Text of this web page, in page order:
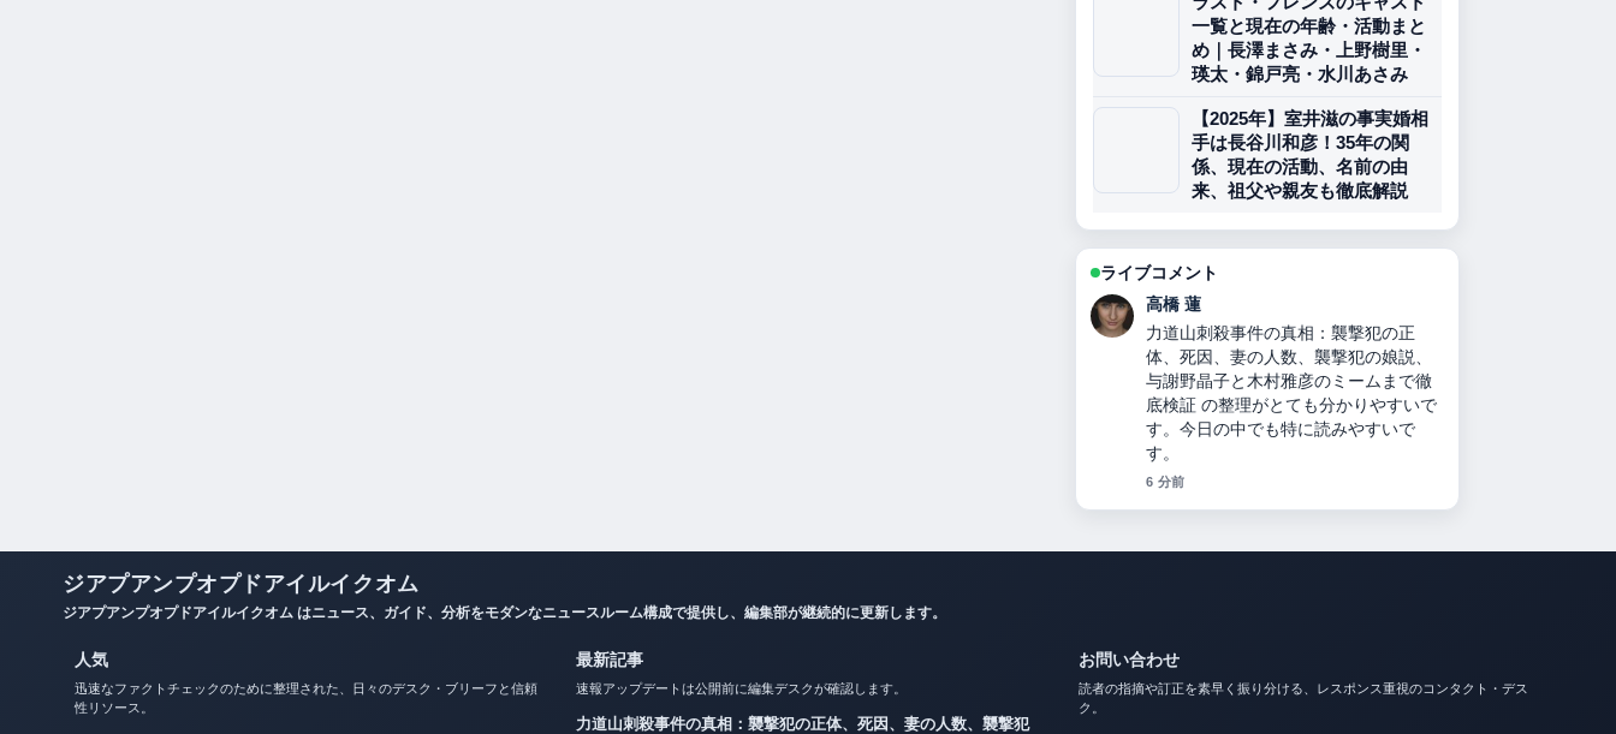
一覧と現在の年齢・活動まと
め｜長澤まさみ・上野樹里・
瑛太・錦戸亮・水川あさみ
【2025年】室井滋の事実婚相
手は長谷川和彦！35年の関
係、現在の活動、名前の由
来、祖父や親友も徹底解説
ライブコメント
高橋 蓮
力道山刺殺事件の真相：襲撃犯の正
体、死因、妻の人数、襲撃犯の娘説、
与謝野晶子と木村雅彦のミームまで徹
底検証 の整理がとても分かりやすいで
す。今日の中でも特に読みやすいで
す。
6 分前
ジアプアンプオプドアイルイクオム
ジアプアンプオプドアイルイクオム はニュース、ガイド、分析をモダンなニュースルーム構成で提供し、編集部が継続的に更新します。
人気
迅速なファクトチェックのために整理された、日々のデスク・ブリーフと信頼
性リソース。
最新記事
速報アップデートは公開前に編集デスクが確認します。
力道山刺殺事件の真相：襲撃犯の正体、死因、妻の人数、襲撃犯
お問い合わせ
読者の指摘や訂正を素早く振り分ける、レスポンス重視のコンタクト・デス
ク。